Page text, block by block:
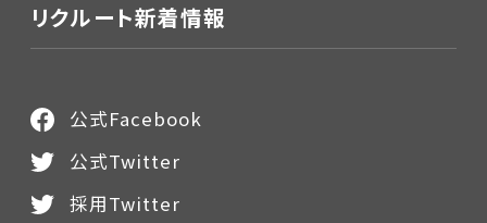
リクルート新着情報
公式Facebook
公式Twitter
採用Twitter